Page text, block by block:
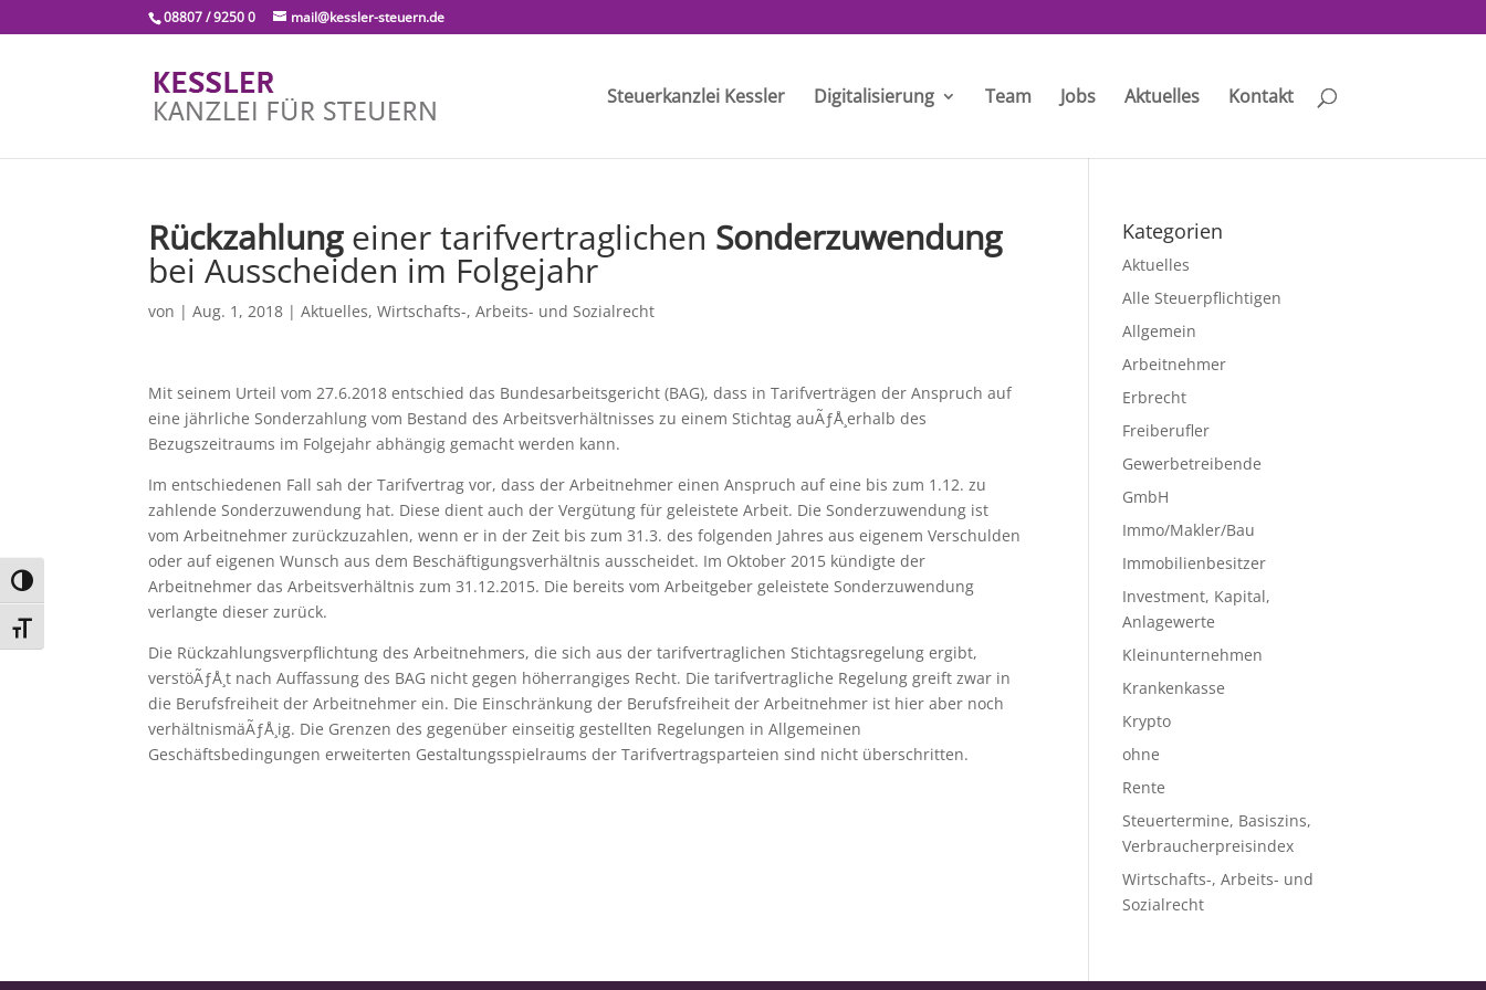
Umschalten auf hohe Kontraste
Schrift vergrößern
08807 / 9250 0 mail@kessler-steuern.de
Steuerkanzlei Kessler Digitalisierung Team Jobs Aktuelles Kontakt
Rückzahlungeiner tarifvertraglichen Sonderzuwendung
bei Ausscheiden im Folgejahr
von |Aug. 1, 2018 |Aktuelles,Wirtschafts-, Arbeits- und Sozialrecht
Mit seinem Urteil vom 27.6.2018 entschied das Bundesarbeitsgericht (BAG), dass in Tarifverträgen der Anspruch auf
eine jährliche Sonderzahlung vom Bestand des Arbeitsverhältnisses zu einem Stichtag auÃƒÅ¸erhalb des
Bezugszeitraums im Folgejahr abhängig gemacht werden kann.
Im entschiedenen Fall sah der Tarifvertrag vor, dass der Arbeitnehmer einen Anspruch auf eine bis zum 1.12. zu
zahlende Sonderzuwendung hat. Diese dient auch der Vergütung für geleistete Arbeit. Die Sonderzuwendung ist
vom Arbeitnehmer zurückzuzahlen, wenn er in der Zeit bis zum 31.3. des folgenden Jahres aus eigenem Verschulden
oder auf eigenen Wunsch aus dem Beschäftigungsverhältnis ausscheidet. Im Oktober 2015 kündigte der
Arbeitnehmer das Arbeitsverhältnis zum 31.12.2015. Die bereits vom Arbeitgeber geleistete Sonderzuwendung
verlangte dieser zurück.
Die Rückzahlungsverpflichtung des Arbeitnehmers, die sich aus der tarifvertraglichen Stichtagsregelung ergibt,
verstöÃƒÅ¸t nach Auffassung des BAG nicht gegen höherrangiges Recht. Die tarifvertragliche Regelung greift zwar in
die Berufsfreiheit der Arbeitnehmer ein. Die Einschränkung der Berufsfreiheit der Arbeitnehmer ist hier aber noch
verhältnismäÃƒÅ¸ig. Die Grenzen des gegenüber einseitig gestellten Regelungen in Allgemeinen
Geschäftsbedingungen erweiterten Gestaltungsspielraums der Tarifvertragsparteien sind nicht überschritten.
Kategorien
Aktuelles
Alle Steuerpflichtigen
Allgemein
Arbeitnehmer
Erbrecht
Freiberufler
Gewerbetreibende
GmbH
Immo/Makler/Bau
Immobilienbesitzer
Investment, Kapital,
Anlagewerte
Kleinunternehmen
Krankenkasse
Krypto
ohne
Rente
Steuertermine, Basiszins,
Verbraucherpreisindex
Wirtschafts-, Arbeits- und
Sozialrecht